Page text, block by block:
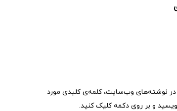
نوشته‌های وب‌سایت، کلمه‌ی کلیدی مورد
و بر روی دکمه کلیک کنید.